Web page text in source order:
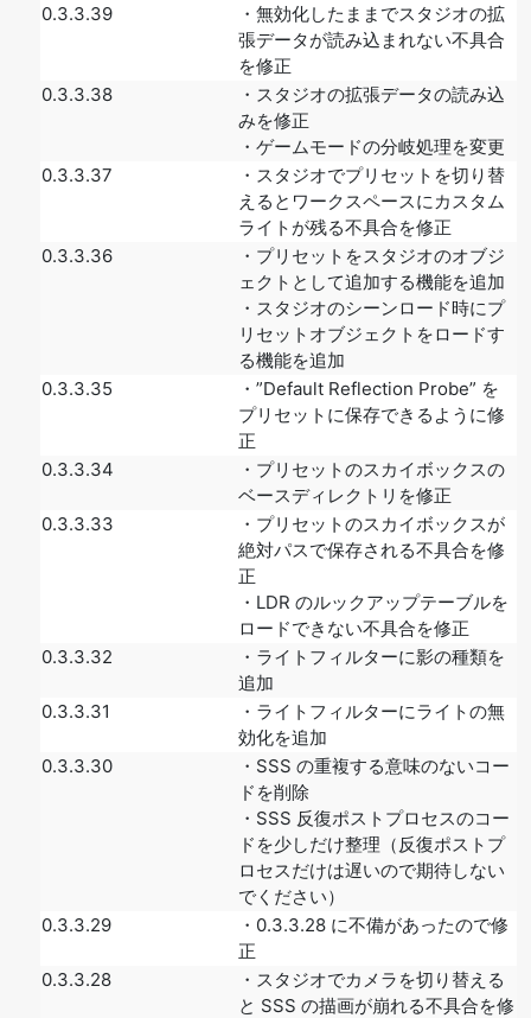
0.3.3.39
・無効化したままでスタジオの拡
張データが読み込まれない不具合
を修正
0.3.3.38
・スタジオの拡張データの読み込
みを修正
・ゲームモードの分岐処理を変更
0.3.3.37
・スタジオでプリセットを切り替
えるとワークスペースにカスタム
ライトが残る不具合を修正
0.3.3.36
・プリセットをスタジオのオブジ
ェクトとして追加する機能を追加
・スタジオのシーンロード時にプ
リセットオブジェクトをロードす
る機能を追加
0.3.3.35
・”Default Reflection Probe” を
プリセットに保存できるように修
正
0.3.3.34
・プリセットのスカイボックスの
ベースディレクトリを修正
0.3.3.33
・プリセットのスカイボックスが
絶対パスで保存される不具合を修
正
・LDR のルックアップテーブルを
ロードできない不具合を修正
0.3.3.32
・ライトフィルターに影の種類を
追加
0.3.3.31
・ライトフィルターにライトの無
効化を追加
0.3.3.30
・SSS の重複する意味のないコー
ドを削除
・SSS 反復ポストプロセスのコー
ドを少しだけ整理（反復ポストプ
ロセスだけは遅いので期待しない
でください）
0.3.3.29
・0.3.3.28 に不備があったので修
正
0.3.3.28
・スタジオでカメラを切り替える
と SSS の描画が崩れる不具合を修